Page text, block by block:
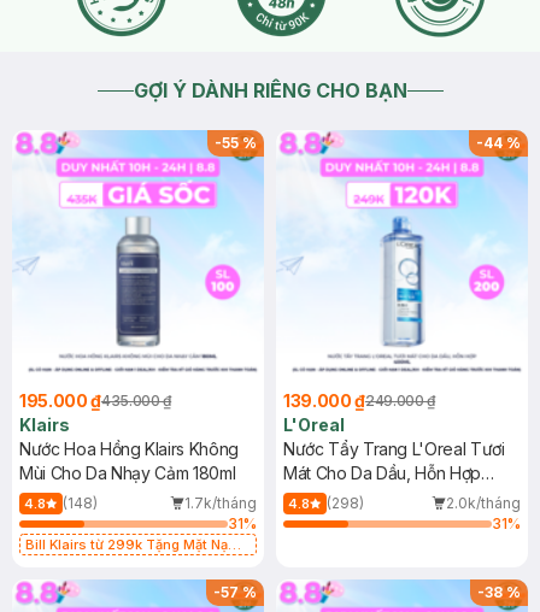
GỢI Ý DÀNH RIÊNG CHO BẠN
-55%
195.000 ₫435.000 ₫
Klairs
Nước Hoa Hồng Klairs Không
Mùi Cho Da Nhạy Cảm 180ml
4.8 (148)
1.7k/tháng
31%
Bill Klairs từ 299k Tặng Mặt Nạ
25ml (SL Có Hạn)
-44%
139.000 ₫249.000 ₫
L'Oreal
Nước Tẩy Trang L'Oreal Tươi
Mát Cho Da Dầu, Hỗn Hợp
400ml
4.8 (298)
2.0k/tháng
31%
-57% -38%